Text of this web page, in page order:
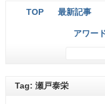
TOP 最新記事
アワー
Tag: 瀬戸泰栄